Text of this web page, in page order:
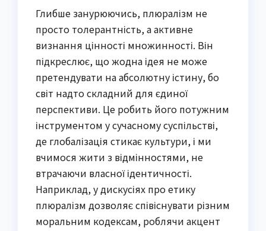
Глибше занурюючись, плюралізм не
просто толерантність, а активне
визнання цінності множинності. Він
підкреслює, що жодна ідея не може
претендувати на абсолютну істину, бо
світ надто складний для єдиної
перспективи. Це робить його потужним
інструментом у сучасному суспільстві,
де глобалізація стикає культури, і ми
вчимося жити з відмінностями, не
втрачаючи власної ідентичності.
Наприклад, у дискусіях про етику
плюралізм дозволяє співіснувати різним
моральним кодексам, роблячи акцент